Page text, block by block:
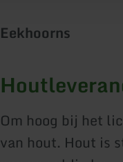
Eekhoorns
Om hoog bij het
van hout. Hout is